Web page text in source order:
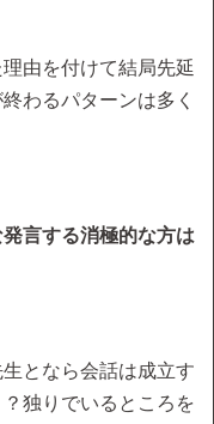
由を付けて結局先延
わるパターンは多く
言する消極的な方は
となら会話は成立す
独りでいるところを